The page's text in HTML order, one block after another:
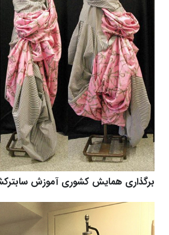
برگذاری همایش کشوری آموزش